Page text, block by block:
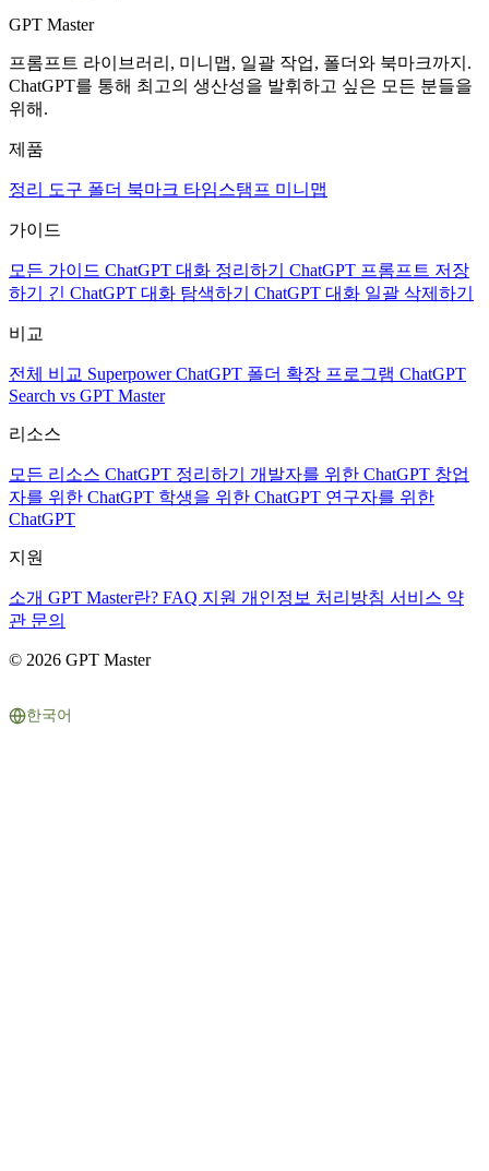
GPT Master
프롬프트 라이브러리, 미니맵, 일괄 작업, 폴더와 북마크까지.
ChatGPT를 통해 최고의 생산성을 발휘하고 싶은 모든 분들을
위해.
제품
정리 도구 폴더 북마크 타임스탬프 미니맵
가이드
모든 가이드 ChatGPT 대화 정리하기 ChatGPT 프롬프트 저장
하기 긴 ChatGPT 대화 탐색하기 ChatGPT 대화 일괄 삭제하기
비교
전체 비교 Superpower ChatGPT 폴더 확장 프로그램 ChatGPT
Search vs GPT Master
리소스
모든 리소스 ChatGPT 정리하기 개발자를 위한 ChatGPT 창업
자를 위한 ChatGPT 학생을 위한 ChatGPT 연구자를 위한
ChatGPT
지원
소개 GPT Master란? FAQ 지원 개인정보 처리방침 서비스 약
관 문의
© 2026 GPT Master
한국어